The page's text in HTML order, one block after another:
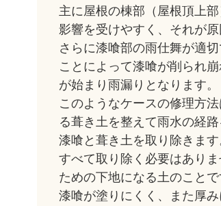
主に屋根の棟部（屋根頂上
影響を受けやすく、それが
さらに漆喰部の雨仕舞が適
ことによって漆喰が削られ
が始まり雨漏りとなります。
このようなケースの修理方
る葺き土を整えて雨水の経
漆喰と葺き土を取り除きま
すべて取り除く必要はあり
ための下地になる土のこと
漆喰が塗りにくく、また厚